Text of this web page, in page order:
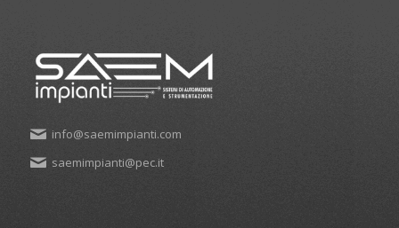
info@saemimpianti.com
saemimpianti@pec.it